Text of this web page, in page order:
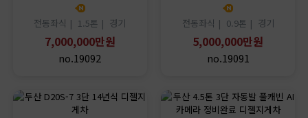
전동좌식 | 1.5톤 | 경기
7,000,000만원
no.19092
전동좌식 | 0.9톤 | 경기
5,000,000만원
no.19091